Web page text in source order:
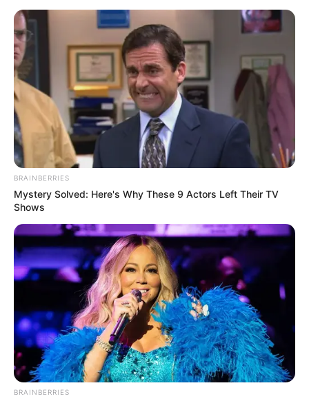
El compromiso permitió ver dos conjuntos volcados al
ataque siendo
un duelo de ida y vuelta
que tuvo en los
pies de Cataño por la visita y de Arregui por los locales,
las primera aproximaciones.
A su vez, el primer gol del partido llegóa los 18 minutos,
cuando Juan Fernando Caicedo sacó un remate de
BRAINBERRIES
Mystery Solved: Here's Why These 9 Actors Left Their TV
Shows
BRAINBERRIES